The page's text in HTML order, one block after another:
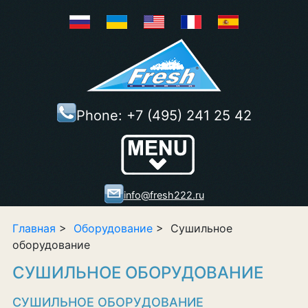
Show/Hide
Right Push
Menu
Phone: +7 (495) 241 25 42
info@fresh222.ru
Главная > Оборудование > Сушильное
оборудование
СУШИЛЬНОЕ ОБОРУДОВАНИЕ
СУШИЛЬНОЕ ОБОРУДОВАНИЕ